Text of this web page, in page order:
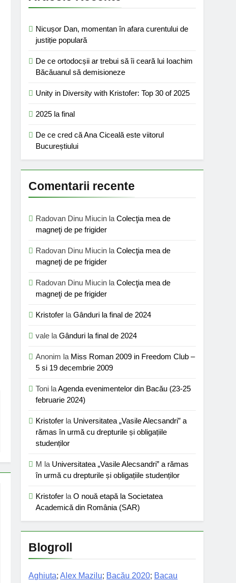
Nicușor Dan, momentan în afara curentului de
justiție populară
De ce ortodocșii ar trebui să îi ceară lui Ioachim
Băcăuanul să demisioneze
Unity in Diversity with Kristofer: Top 30 of 2025
2025 la final
De ce cred că Ana Ciceală este viitorul
Bucureștiului
Comentarii recente
Radovan Dinu Miucin laColecţia mea de
magneţi de pe frigider
Radovan Dinu Miucin laColecţia mea de
magneţi de pe frigider
Radovan Dinu Miucin laColecţia mea de
magneţi de pe frigider
Kristofer laGânduri la final de 2024
vale laGânduri la final de 2024
Anonim la Miss Roman 2009 in Freedom Club –
5 si 19 decembrie 2009
Toni laAgenda evenimentelor din Bacău (23-25
februarie 2024)
Kristofer la Universitatea „Vasile Alecsandri” a
rămas în urmă cu drepturile și obligațiile
studenților
M la Universitatea „Vasile Alecsandri” a rămas
în urmă cu drepturile și obligațiile studenților
Kristofer laO nouă etapă la Societatea
Academică din România (SAR)
Blogroll
Aghiuta;Alex Mazilu; Bacău 2020; Bacau